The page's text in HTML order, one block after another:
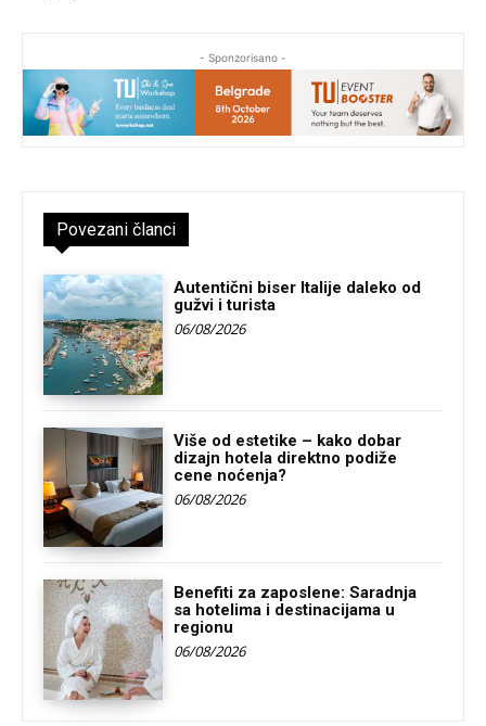
- Sponzorisano -
Povezani članci
Autentični biser Italije daleko od
gužvi i turista
06/08/2026
Više od estetike – kako dobar
dizajn hotela direktno podiže
cene noćenja?
06/08/2026
Benefiti za zaposlene: Saradnja
sa hotelima i destinacijama u
regionu
06/08/2026